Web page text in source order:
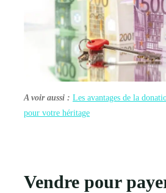
A voir aussi : Les avantages de la
pour votre héritage
Vendre pour